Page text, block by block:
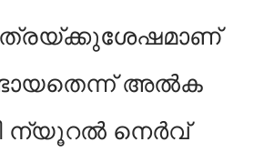
അല്‍ക
ന്യൂറല്‍ നെർവ്